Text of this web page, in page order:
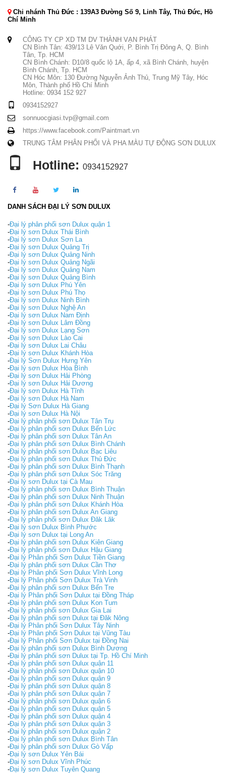
Chi nhánh Thủ Đức : 139A3 Đường Số 9, Linh Tây, Thủ Đức, Hồ
Chí Minh
CÔNG TY CP XD TM DV THÀNH VẠN PHÁT
CN Bình Tân: 439/13 Lê Văn Quới, P. Bình Trị Đông A, Q. Bình
Tân, Tp. HCM
CN Bình Chánh: D10/8 quốc lộ 1A, ấp 4, xã Bình Chánh, huyện
Bình Chánh, Tp. HCM
CN Hóc Môn: 130 Đường Nguyễn Ảnh Thủ, Trung Mỹ Tây, Hóc
Môn, Thành phố Hồ Chí Minh
Hotline: 0934 152 927
0934152927
sonnuocgiasi.tvp@gmail.com
https://www.facebook.com/Paintmart.vn
TRUNG TÂM PHÂN PHỐI VÀ PHA MÀU TỰ ĐỘNG SƠN DULUX
Hotline: 0934152927
DANH SÁCH ĐẠI LÝ SƠN DULUX
-Đại lý phân phối sơn Dulux quận 1
-Đại lý sơn Dulux Thái Bình
-Đại lý sơn Dulux Sơn La
-Đại lý sơn Dulux Quảng Trị
-Đại lý sơn Dulux Quảng Ninh
-Đại lý sơn Dulux Quảng Ngãi
-Đại lý sơn Dulux Quảng Nam
-Đại lý sơn Dulux Quảng Bình
-Đại lý sơn Dulux Phú Yên
-Đại lý sơn Dulux Phú Thọ
-Đại lý sơn Dulux Ninh Bình
-Đại lý sơn Dulux Nghệ An
-Đại lý sơn Dulux Nam Định
-Đại lý sơn Dulux Lâm Đồng
-Đại lý sơn Dulux Lạng Sơn
-Đại lý sơn Dulux Lào Cai
-Đại lý sơn Dulux Lai Châu
-Đại lý sơn Dulux Khánh Hòa
-Đại lý Sơn Dulux Hưng Yên
-Đại lý sơn Dulux Hòa Bình
-Đại lý sơn Dulux Hải Phòng
-Đại lý sơn Dulux Hải Dương
-Đại lý sơn Dulux Hà Tĩnh
-Đại lý sơn Dulux Hà Nam
-Đại lý Sơn Dulux Hà Giang
-Đại lý sơn Dulux Hà Nội
-Đại lý phân phối sơn Dulux Tân Trụ
-Đại lý phân phối sơn Dulux Bến Lức
-Đại lý phân phối sơn Dulux Tân An
-Đại lý phân phối sơn Dulux Bình Chánh
-Đại lý phân phối sơn Dulux Bạc Liêu
-Đại lý phân phối sơn Dulux Thủ Đức
-Đại lý phân phối sơn Dulux Bình Thạnh
-Đại lý phân phối sơn Dulux Sóc Trăng
-Đại lý sơn Dulux tại Cà Mau
-Đại lý phân phối sơn Dulux Bình Thuận
-Đại lý phân phối sơn Dulux Ninh Thuận
-Đại lý phân phối sơn Dulux Khánh Hòa
-Đại lý phân phối sơn Dulux An Giang
-Đại lý phân phối sơn Dulux Đăk Lăk
-Đại lý sơn Dulux Bình Phước
-Đại lý sơn Dulux tại Long An
-Đại lý phân phối sơn Dulux Kiên Giang
-Đại lý phân phối sơn Dulux Hậu Giang
-Đại lý Phân phối Sơn Dulux Tiền Giang
-Đại lý phân phối sơn Dulux Cần Thơ
-Đại lý Phân phối Sơn Dulux Vĩnh Long
-Đại lý Phân phối Sơn Dulux Trà Vinh
-Đại lý phân phối sơn Dulux Bến Tre
-Đại lý Phân phối Sơn Dulux tại Đồng Tháp
-Đại lý phân phối sơn Dulux Kon Tum
-Đại lý phân phối sơn Dulux Gia Lai
-Đại lý phân phối sơn Dulux tại Đăk Nông
-Đại lý Phân phối Sơn Dulux Tây Ninh
-Đại lý Phân phối Sơn Dulux tại Vũng Tàu
-Đại lý Phân phối Sơn Dulux tại Đồng Nai
-Đại lý phân phối sơn Dulux Bình Dương
-Đại lý phân phối sơn Dulux tại Tp. Hồ Chí Minh
-Đại lý phân phối sơn Dulux quận 11
-Đại lý phân phối sơn Dulux quận 10
-Đại lý phân phối sơn Dulux quận 9
-Đại lý phân phối sơn Dulux quận 8
-Đại lý phân phối sơn Dulux quận 7
-Đại lý phân phối sơn Dulux quận 6
-Đại lý phân phối sơn Dulux quận 5
-Đại lý phân phối sơn Dulux quận 4
-Đại lý phân phối sơn Dulux quận 3
-Đại lý phân phối sơn Dulux quận 2
-Đại lý phân phối sơn Dulux Bình Tân
-Đại lý phân phối sơn Dulux Gò Vấp
-Đại lý sơn Dulux Yên Bái
-Đại lý sơn Dulux Vĩnh Phúc
-Đại lý sơn Dulux Tuyên Quang